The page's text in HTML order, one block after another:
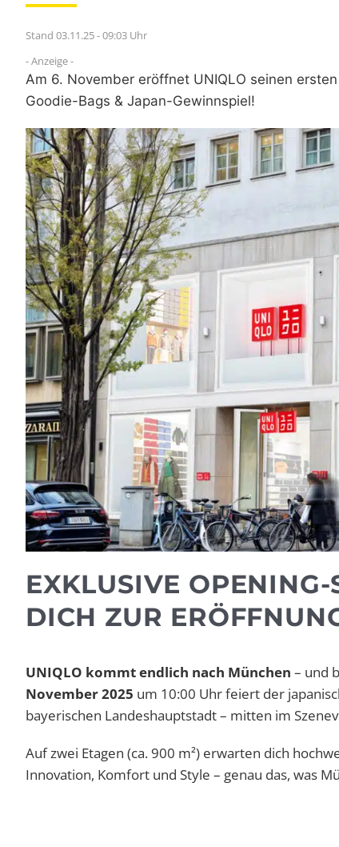
Stand 03.11.25 - 09:03 Uhr
- Anzeige -
Am 6. November eröffnet UNIQLO seinen
Goodie-Bags & Japan-Gewinnspiel!
EXKLUSIVE
DICH ZUR
UNIQLO kommt endlich nach München – und
November 2025 um 10:00 Uhr feiert der
bayerischen Landeshauptstadt – mitten im
Auf zwei Etagen (ca. 900 m²) erwarten dich
Innovation, Komfort und Style – genau das, was